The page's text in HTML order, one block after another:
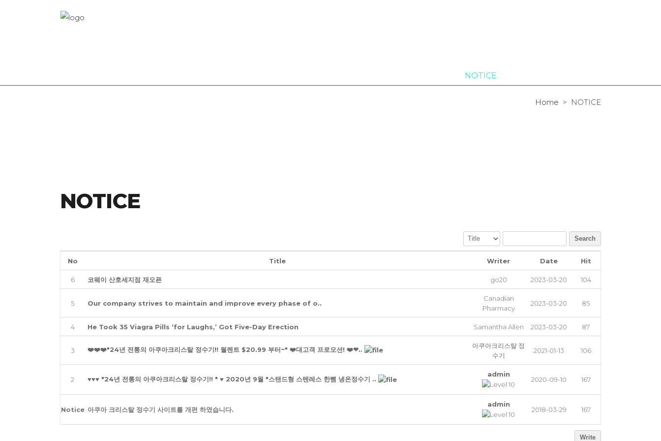
NOTICE
Home > NOTICE
NOTICE
Search
No Title Writer Date Hit
6 코웨이 산호세지점 재오픈 go20 2023-03-20 104
5 Our company strives to maintain and improve every phase of o..
Canadian
Pharmacy
2023-03-20 85
4 He Took 35 Viagra Pills ‘for Laughs,’ Got Five-Day Erection Samantha Allen 2023-03-20 87
3 ❤️❤️❤️"24년 전통의 아쿠아크리스탈 정수기!! 월렌트 $20.99 부터~" ❤️대고객 프로모션! ❤️❤..
아쿠아크리스탈 정
수기
2021-01-13 106
2 ♥♥♥ "24년 전통의 아쿠아크리스탈 정수기!! " ♥ 2020년 9월 "스탠드형 스텐레스 한뼘 냉온정수기 ..
admin
2020-09-10 167
Notice 아쿠아 크리스탈 정수기 사이트를 개편 하였습니다.
admin
2018-03-29 167
Write